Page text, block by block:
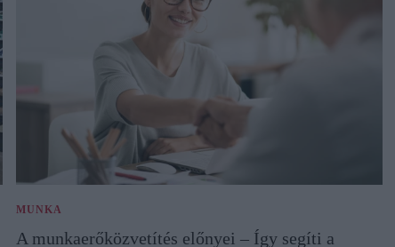
MUNKA
A munkaerőközvetítés előnyei – Így segíti a